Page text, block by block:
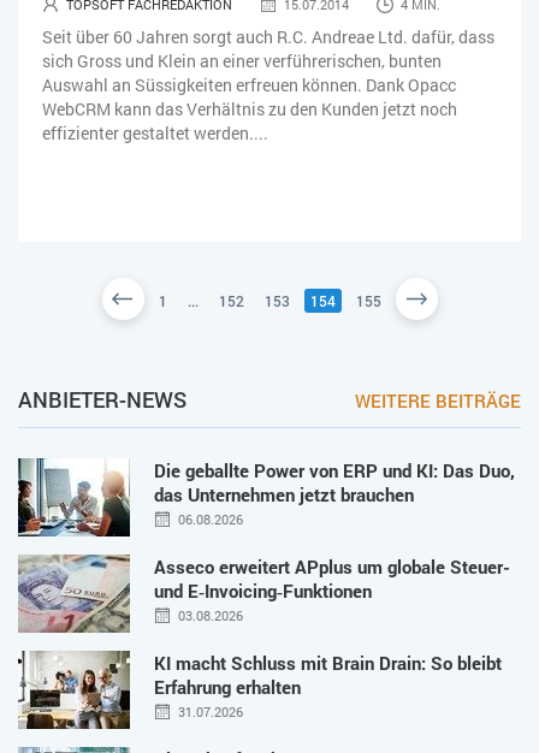
TOPSOFT FACHREDAKTION 15.07.2014 4 MIN.
Seit über 60 Jahren sorgt auch R.C. Andreae Ltd. dafür, dass
sich Gross und Klein an einer verführerischen, bunten
Auswahl an Süssigkeiten erfreuen können. Dank Opacc
WebCRM kann das Verhältnis zu den Kunden jetzt noch
effizienter gestaltet werden....
1 ... 152 153 154 155
ANBIETER-NEWS WEITERE BEITRÄGE
Die geballte Power von ERP und KI: Das Duo,
das Unternehmen jetzt brauchen
06.08.2026
Asseco erweitert APplus um globale Steuer-
und E‑Invoicing‑Funktionen
03.08.2026
KI macht Schluss mit Brain Drain: So bleibt
Erfahrung erhalten
31.07.2026